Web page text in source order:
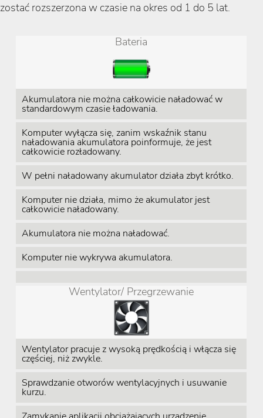
zostać rozszerzona w czasie na okres od 1 do 5 lat.
Bateria
Akumulatora nie można całkowicie naładować w
standardowym czasie ładowania.
Komputer wyłącza się, zanim wskaźnik stanu
naładowania akumulatora poinformuje, że jest
całkowicie rozładowany.
W pełni naładowany akumulator działa zbyt krótko.
Komputer nie działa, mimo że akumulator jest
całkowicie naładowany.
Akumulatora nie można naładować.
Komputer nie wykrywa akumulatora.
Wentylator/ Przegrzewanie
Wentylator pracuje z wysoką prędkością i włącza się
częściej, niż zwykle.
Sprawdzanie otworów wentylacyjnych i usuwanie
kurzu.